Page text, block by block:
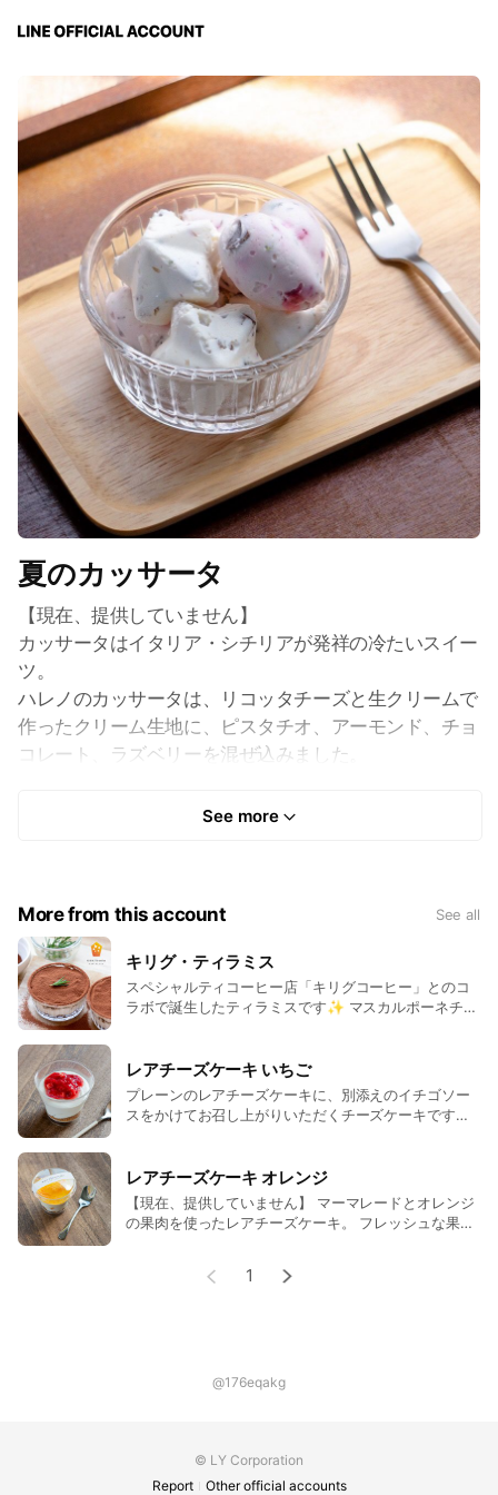
夏のカッサータ
【現在、提供していません】
カッサータはイタリア・シチリアが発祥の冷たいスイー
ツ。
ハレノのカッサータは、リコッタチーズと生クリームで
作ったクリーム生地に、ピスタチオ、アーモンド、チョ
コレート、ラズベリーを混ぜ込みました。
クリーム生地は、牧場で食べるソフトクリームのような
食べ方は、冷凍庫から出してすぐ食べ始めるのがおすす
め。
カチコチな生地が口の中でスッと溶ける感じと、徐々に
解凍されてクリーミーになった感じの両方を味わってみ
てください。
夏のカッサータは、プレーンとラズベリーの２種類が各
３個の６個入。
See more
More from this account See all
キリグ・ティラミス
スペシャルティコーヒー店「キリグコーヒー」とのコ
ラボで誕生したティラミスです✨ マスカルポーネチー
ルサラ酒の上品な香りが楽しめる大人のティラミスで
す。 ※小さなお子様には刺激の強いものとなっていま
す。 こちらはフタ付きのクラフトカップに入ったチー
ズケーキです。 サイズ：直径 7.5cm／約１人分
レアチーズケーキ いちご
プレーンのレアチーズケーキに、別添えのイチゴソー
スをかけてお召し上がりいただくチーズケーキです✨
るコンフィチュールソース。 レアチーズケーキは、酸
味をおさえてフワッとクリーミーに。 ボトム生地に
は、こうばしくてザクザクな食感のクランブルを使っ
ています。
レアチーズケーキ オレンジ
【現在、提供していません】 マーマレードとオレンジ
の果肉を使ったレアチーズケーキ。 フレッシュな果肉
1
@176eqakg
© LY Corporation
Report
Other official accounts